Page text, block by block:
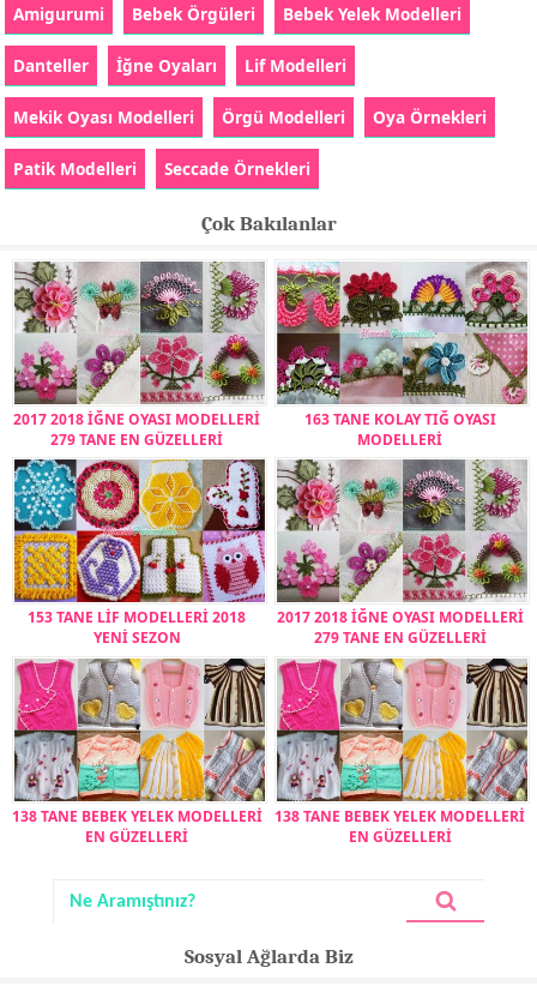
Amigurumi Bebek Örgüleri Bebek Yelek Modelleri
Danteller İğne Oyaları Lif Modelleri
Mekik Oyası Modelleri Örgü Modelleri Oya Örnekleri
Patik Modelleri Seccade Örnekleri
Çok Bakılanlar
2017 2018 İĞNE OYASI MODELLERİ
279 TANE EN GÜZELLERİ
163 TANE KOLAY TIĞ OYASI
MODELLERİ
153 TANE LİF MODELLERİ 2018
YENİ SEZON
2017 2018 İĞNE OYASI MODELLERİ
279 TANE EN GÜZELLERİ
138 TANE BEBEK YELEK MODELLERİ
EN GÜZELLERİ
138 TANE BEBEK YELEK MODELLERİ
EN GÜZELLERİ
Sosyal Ağlarda Biz